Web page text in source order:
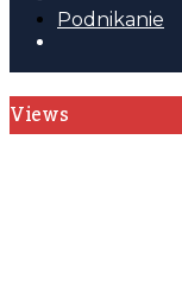
Podnikanie
Views